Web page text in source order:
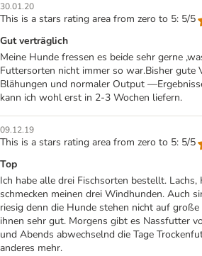
30.01.20
This is a stars rating area from zero to 5: 5/5
Gut verträglich
Meine Hunde fressen es beide sehr gerne
Futtersorten nicht immer so war.Bisher gute
Blähungen und normaler Output
kann ich wohl erst in 2-3 Wochen liefern.
09.12.19
This is a stars rating area from zero to 5: 5/5
Top
Ich habe alle drei Fischsorten bestellt.
schmecken meinen drei Windhunden. Auch
riesig denn die Hunde stehen nicht auf
ihnen sehr gut. Morgens gibt es Nassfutter
und Abends abwechselnd die Tage
anderes mehr.